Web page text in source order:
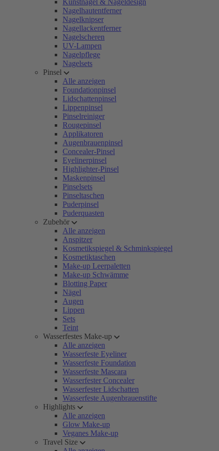
Kunstnägel & Nageldesign
Nagelhautentferner
Nagelknipser
Nagellackentferner
Nagelscheren
UV-Lampen
Nagelpflege
Nagelsets
Pinsel
Alle anzeigen
Foundationpinsel
Lidschattenpinsel
Lippenpinsel
Pinselreiniger
Rougepinsel
Applikatoren
Augenbrauenpinsel
Concealer-Pinsel
Eyelinerpinsel
Highlighter-Pinsel
Maskenpinsel
Pinselsets
Pinseltaschen
Puderpinsel
Puderquasten
Zubehör
Alle anzeigen
Anspitzer
Kosmetikspiegel & Schminkspiegel
Kosmetiktaschen
Make-up Leerpaletten
Make-up Schwämme
Blotting Paper
Nägel
Augen
Lippen
Sets
Teint
Wasserfestes Make-up
Alle anzeigen
Wasserfeste Eyeliner
Wasserfeste Foundation
Wasserfeste Mascara
Wasserfester Concealer
Wasserfester Lidschatten
Wasserfeste Augenbrauenstifte
Highlights
Alle anzeigen
Glow Make-up
Veganes Make-up
Travel Size